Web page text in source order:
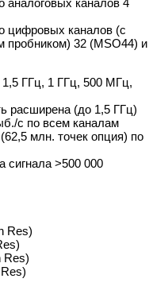
цифровых каналов (с
пробником) 32 (MSO44) и
ГГц, 1 ГГц, 500 МГц,
расширена (до 1,5 ГГц)
с по всем каналам
млн. точек опция) по
сигнала >500 000
Res)
Res)